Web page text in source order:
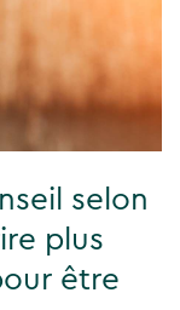
selon
plus
être